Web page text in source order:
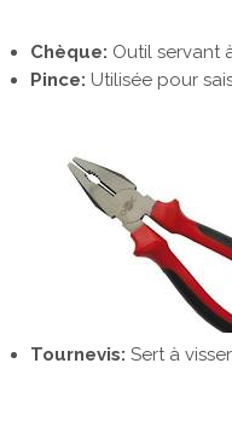
Chèque: Outil servant
Pince: Utilisée pour
Tournevis: Sert à